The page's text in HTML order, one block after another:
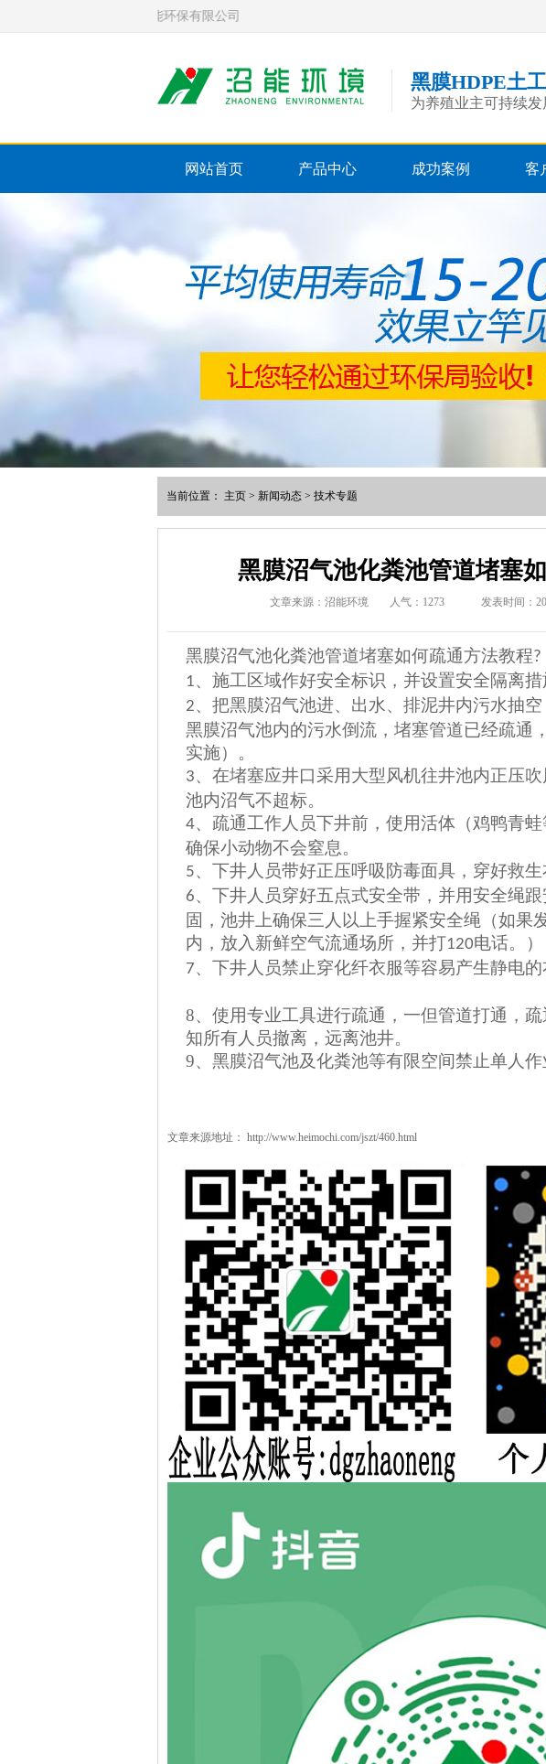
厂家-东莞市沼能环保有限公司
黑膜HDPE土
为养殖业主可持续
网站首页 产品中心 成功案例 客
当前位置： 主页 > 新闻动态 > 技术专题
黑膜沼气池化粪池管道堵塞
文章来源：沼能环境 人气： 1273 发表时间：
黑膜沼气池化粪池管道堵塞如何疏通方法教程?
1、施工区域作好安全标识，并设置安全隔离措
2、 把黑膜沼气池进、出水、排泥井内污水抽
黑膜沼气池内的污水倒流，堵塞管道已经疏通
实施）。
3、在堵塞应井口采用大型风机往井池内正压
池内沼气不超标。
4、疏通工作人员下井前，使用活体（鸡鸭青
确保小动物不会窒息。
5、下井人员带好正压呼吸防毒面具，穿好救生
6、下井人员穿好五点式安全带，并用安全绳
固，池井上确保三人以上手握紧安全绳（如果
内，放入新鲜空气流通场所，并打120电话。）
7、下井人员禁止穿化纤衣服等容易产生静电的
8、 使用专业工具进行疏通，一但管道打通，
知所有人员撤离，远离池井。
9、 黑膜沼气池及化粪池等有限空间禁止单人作
文章来源地址： http://www.heimochi.com/jszt/460.html